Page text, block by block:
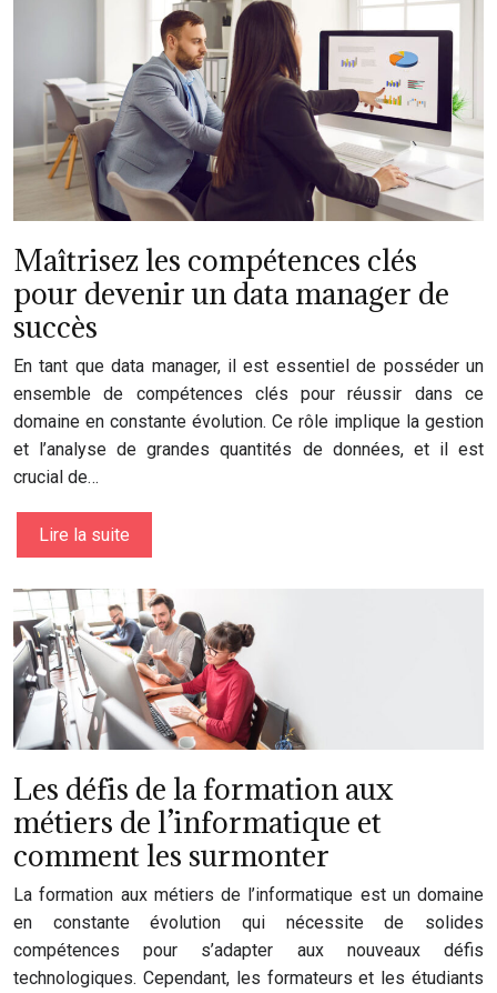
Maîtrisez les compétences clés
pour devenir un data manager de
succès
En tant que data manager, il est essentiel de posséder un
ensemble de compétences clés pour réussir dans ce
domaine en constante évolution. Ce rôle implique la gestion
et l’analyse de grandes quantités de données, et il est
crucial de…
Lire la suite
Les défis de la formation aux
métiers de l’informatique et
comment les surmonter
La formation aux métiers de l’informatique est un domaine
en constante évolution qui nécessite de solides
compétences pour s’adapter aux nouveaux défis
technologiques. Cependant, les formateurs et les étudiants